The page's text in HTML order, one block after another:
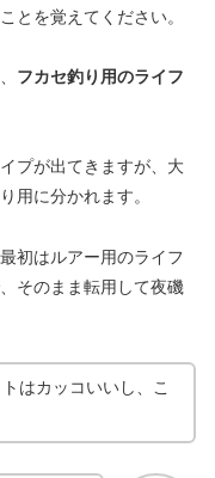
とを覚えてください。
フカセ釣り用のライフ
プが出てきますが、大
用に分かれます。
初はルアー用のライフ
そのまま転用して夜磯
はカッコいいし、こ